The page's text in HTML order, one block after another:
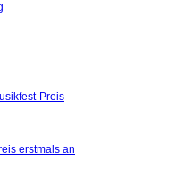
Preis
erstmals an